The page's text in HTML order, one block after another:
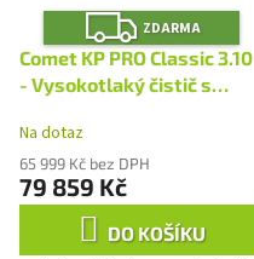
Z
D
A
R
M
A
ZDARMA
Comet KP PRO Classic 3.10
- Vysokotlaký čistič s
Na dotaz
65 999 Kč bez DPH
79 859 Kč
DO KOŠÍKU